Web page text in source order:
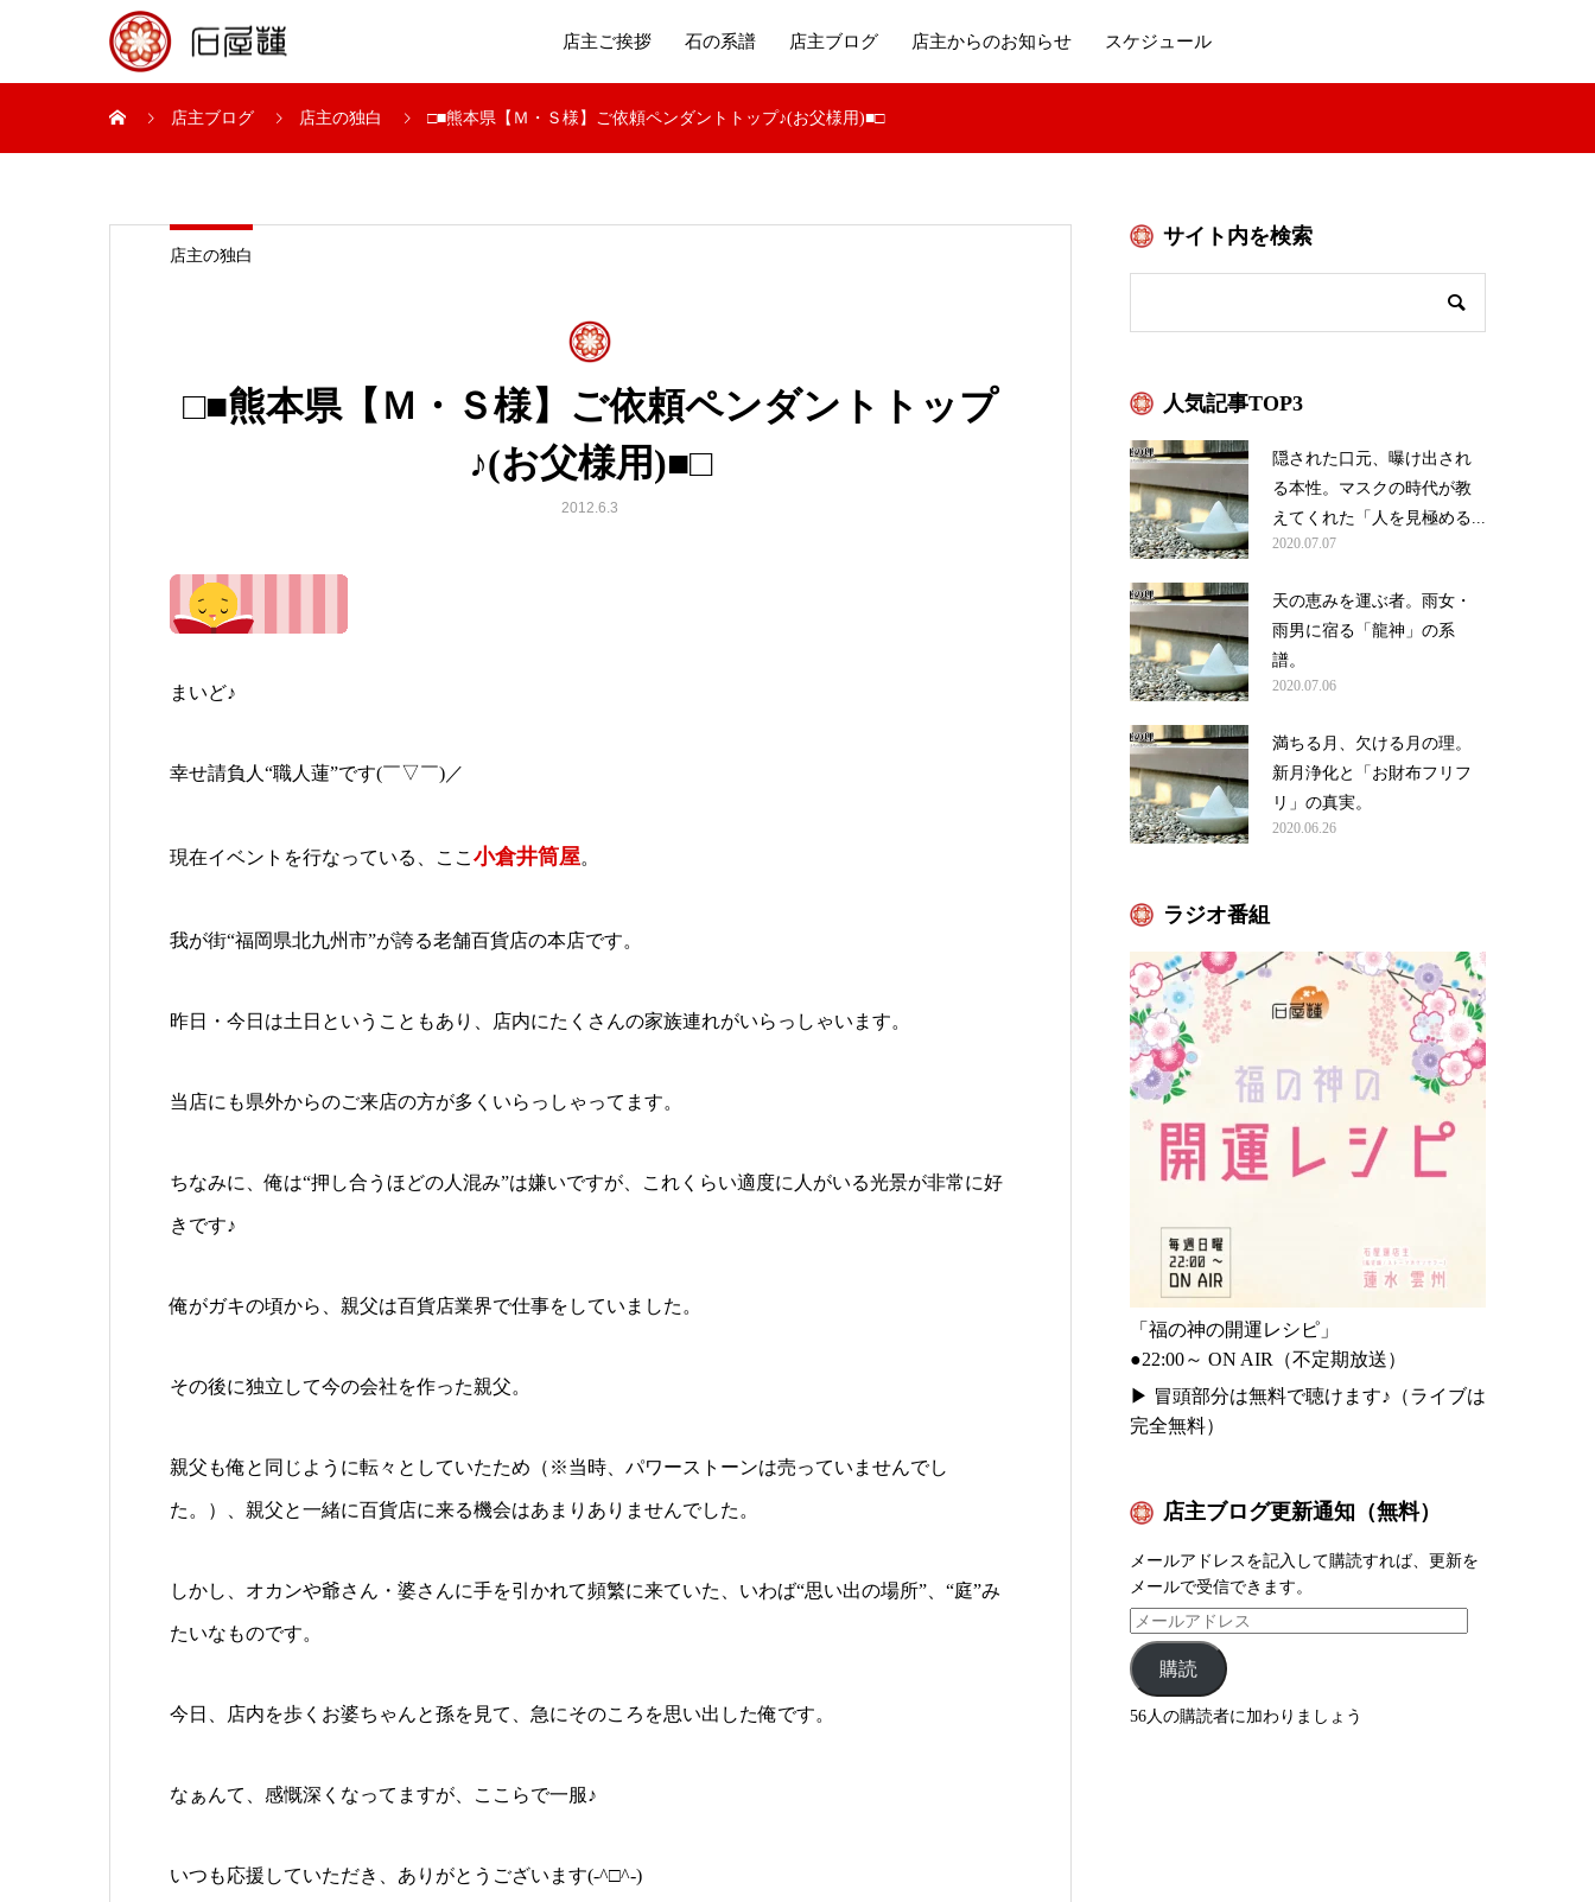
店主ご挨拶 石の系譜 店主ブログ 店主からのお知らせ スケジュール
店主ブログ 店主の独白 □■熊本県【Ｍ・Ｓ様】ご依頼ペンダントトップ♪(お父様用)■□
店主の独白
□■熊本県【Ｍ・Ｓ様】ご依頼ペンダントトップ
♪(お父様用)■□
2012.6.3
まいど♪
幸せ請負人“職人蓮”です(￣▽￣)／
現在イベントを行なっている、ここ 小倉井筒屋。
我が街“福岡県北九州市”が誇る老舗百貨店の本店です。
昨日・今日は土日ということもあり、店内にたくさんの家族連れがいらっしゃいます。
当店にも県外からのご来店の方が多くいらっしゃってます。
ちなみに、俺は“押し合うほどの人混み”は嫌いですが、これくらい適度に人がいる光景が非常に好
きです♪
俺がガキの頃から、親父は百貨店業界で仕事をしていました。
その後に独立して今の会社を作った親父。
親父も俺と同じように転々としていたため（※当時、パワーストーンは売っていませんでし
た。）、親父と一緒に百貨店に来る機会はあまりありませんでした。
しかし、オカンや爺さん・婆さんに手を引かれて頻繁に来ていた、いわば“思い出の場所”、“庭”み
たいなものです。
今日、店内を歩くお婆ちゃんと孫を見て、急にそのころを思い出した俺です。
なぁんて、感慨深くなってますが、ここらで一服♪
いつも応援していただき、ありがとうございます(-^□^-)
サイト内を検索
人気記事TOP3
隠された口元、曝け出され
る本性。マスクの時代が教
えてくれた「人を見極める...
2020.07.07
天の恵みを運ぶ者。雨女・
雨男に宿る「龍神」の系
譜。
2020.07.06
満ちる月、欠ける月の理。
新月浄化と「お財布フリフ
リ」の真実。
2020.06.26
ラジオ番組
「福の神の開運レシピ」
●22:00～ ON AIR（不定期放送）
▶ 冒頭部分は無料で聴けます♪（ライブは
完全無料）
店主ブログ更新通知（無料）
メールアドレスを記入して購読すれば、更新を
メールで受信できます。
購読
56人の購読者に加わりましょう